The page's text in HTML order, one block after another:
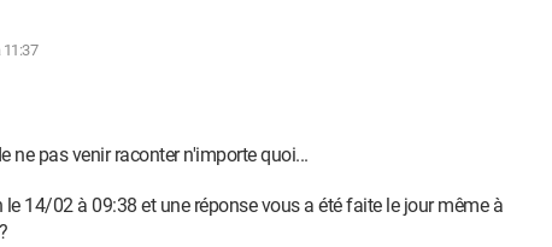
11:37
ne pas venir raconter n'importe quoi...
14/02 à 09:38 et une réponse vous a été faite le jour même à